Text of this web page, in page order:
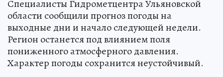
Специалисты Гидрометцентра Ульяновской
области сообщили прогноз погоды на
выходные дни и начало следующей недели.
Регион останется под влиянием поля
пониженного атмосферного давления.
Характер погоды сохранится неустойчивый.